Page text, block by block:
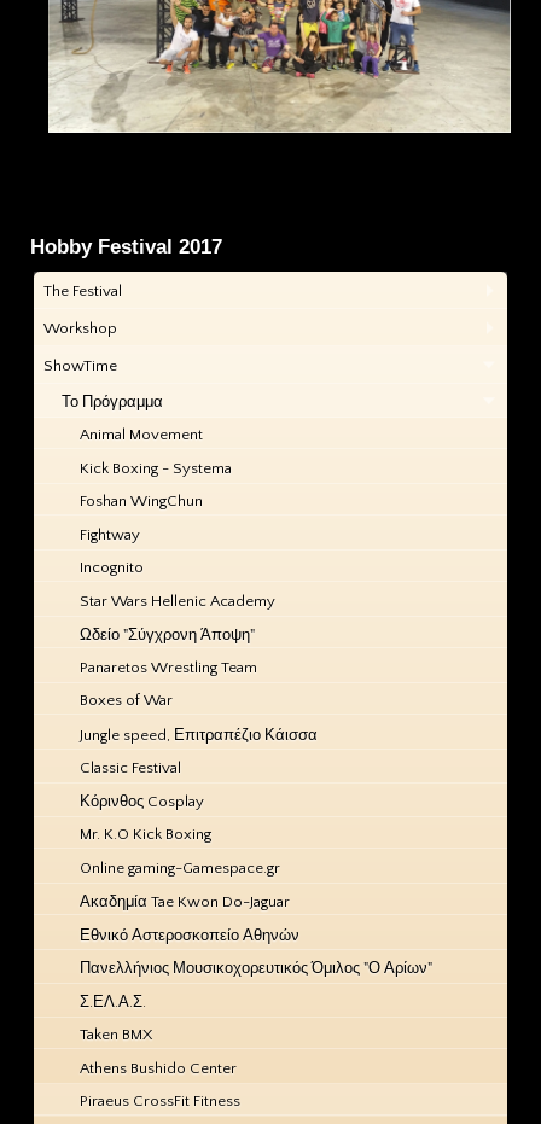
Hobby Festival 2017
The Festival
Workshop
ShowTime
Το Πρόγραμμα
Animal Movement
Kick Boxing - Systema
Foshan WingChun
Fightway
Incognito
Star Wars Hellenic Academy
Ωδείο "Σύγχρονη Άποψη"
Panaretos Wrestling Team
Boxes of War
Jungle speed, Επιτραπέζιο Κάισσα
Classic Festival
Κόρινθος Cosplay
Mr. K.O Kick Boxing
Online gaming-Gamespace.gr
Ακαδημία Tae Kwon Do-Jaguar
Εθνικό Αστεροσκοπείο Αθηνών
Πανελλήνιος Μουσικοχορευτικός Όμιλος "Ο Αρίων"
Σ.ΕΛ.Α.Σ.
Taken BMX
Athens Bushido Center
Piraeus CrossFit Fitness